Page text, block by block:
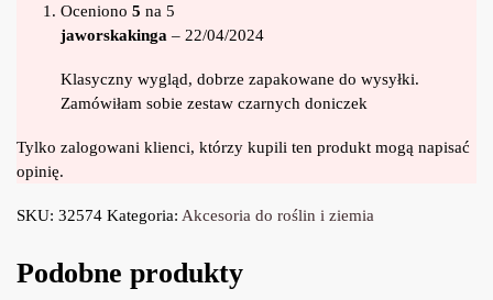
Oceniono 5 na 5
jaworskakinga – 22/04/2024
Klasyczny wygląd, dobrze zapakowane do wysyłki.
Zamówiłam sobie zestaw czarnych doniczek
Tylko zalogowani klienci, którzy kupili ten produkt mogą napisać
opinię.
SKU: 32574 Kategoria: Akcesoria do roślin i ziemia
Podobne produkty